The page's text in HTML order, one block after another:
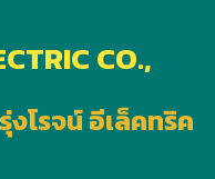
CO.,
งโรจน์ อีเล็คทริค